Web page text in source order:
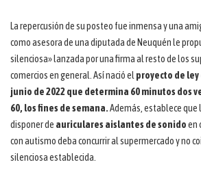
La repercusión de su posteo fue inmensa y una
como asesora de una diputada de Neuquén le
silenciosa» lanzada por una firma al resto de los
comercios en general. Así nació elproyecto de ley
junio de 2022 que determina 60 minutos dos
60, los fines de semana.Además, establece que
disponer de auriculares aislantes de sonidoen
con autismo deba concurrir al supermercado y no
silenciosa establecida.